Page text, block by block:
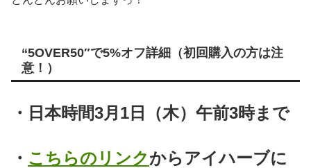
“5OVER50″で5%オフ詳細（初回購入の方は注
意！）
・日本時間3月1日（木）午前3時まで
・ こちらのリンクからアイハーブに